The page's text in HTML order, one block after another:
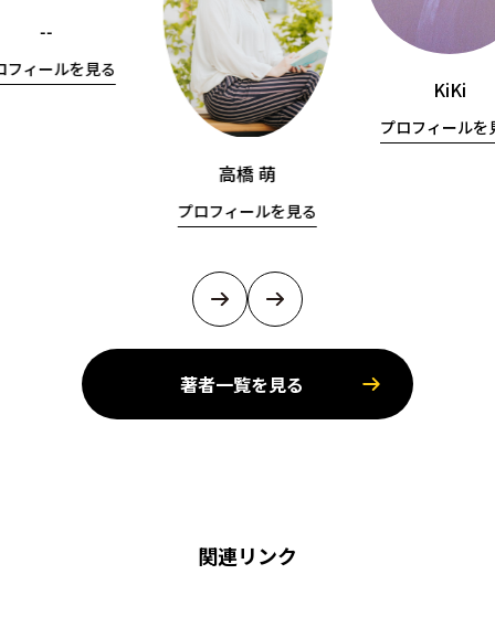
--
フィールを見る
高橋 萌
プロフィールを見る
KiKi
プロフィールを
著者一覧を見る
関連リンク